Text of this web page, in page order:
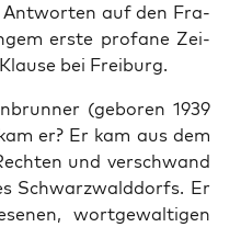
Ant­wor­ten auf den Fra­
ers­te pro­fa­ne Zei­
bei Freiburg.
(gebo­ren 1939
er? Er kam aus dem
und ver­schwand
Schwarz­wald­dorfs. Er
wort­ge­wal­ti­gen